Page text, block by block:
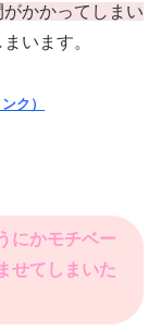
がかかってしまい
います。
ク）
にかモチベー
せてしまいた